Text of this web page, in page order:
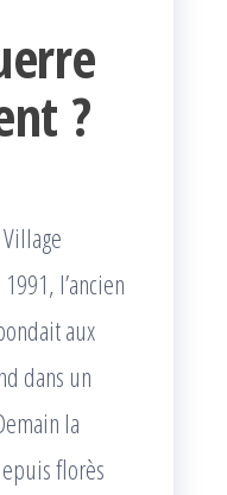
?
l’ancien
aux
dans un
la
florès